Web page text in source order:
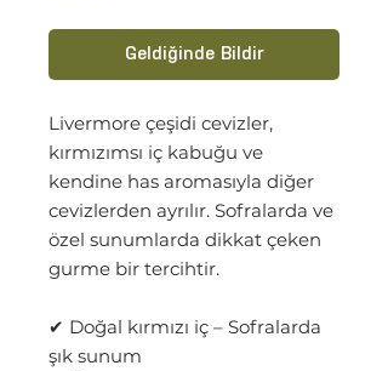
Geldiğinde Bildir
Livermore çeşidi cevizler,
kırmızımsı iç kabuğu ve
kendine has aromasıyla diğer
cevizlerden ayrılır. Sofralarda ve
özel sunumlarda dikkat çeken
gurme bir tercihtir.
✔ Doğal kırmızı iç – Sofralarda
şık sunum